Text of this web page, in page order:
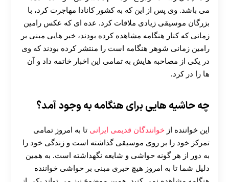
می باشد. وی پس از این که به کشور کانادا مهاجرت کرد، با
بزرگان موسیقی زیادی ملاقات کرد. عده ای که عکس رامین
زمانی که کنار هنگامه مشاهده کرده بودند، خبر هایی مبنی بر
رامین زمانی شوهر هنگامه است را منتشر کرده بودند که وی
در یکی از مصاحبه هایش به تمامی این اخبار خاتمه داد و آن
ها را در کرد.
چه حاشیه هایی برای هنگامه به وجود آمد؟
این خواننده از خوانندگان قدیمی ایرانی تا به امروز تمامی
تمرکز خود را بر روی موسیقی گذاشته است و زندگی خود را
به دور از هر گونه حواشی و شایعه نگهداشته است. به همین
دلیل شما تا به امروز هیچ خبری مبنی بر حواشی خواننده